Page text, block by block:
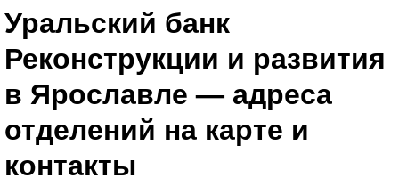
Уральский банк
Реконструкции и развития
в Ярославле — адреса
отделений на карте и
контакты